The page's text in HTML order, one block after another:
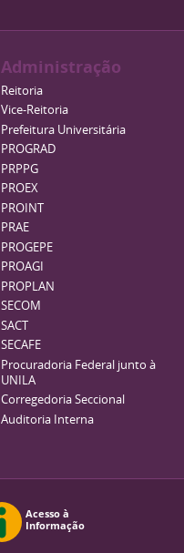
Administração
Reitoria
Vice-Reitoria
Prefeitura Universitária
PROGRAD
PRPPG
PROEX
PROINT
PRAE
PROGEPE
PROAGI
PROPLAN
SECOM
SACT
SECAFE
Procuradoria Federal junto à
UNILA
Corregedoria Seccional
Auditoria Interna